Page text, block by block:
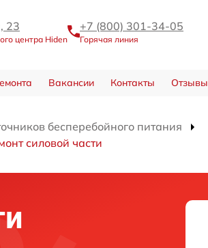
23
центра Hiden
+7 (800) 301-34-05
Горячая линия
Вакансии Контакты Отзывы
бесперебойного питания
силовой части